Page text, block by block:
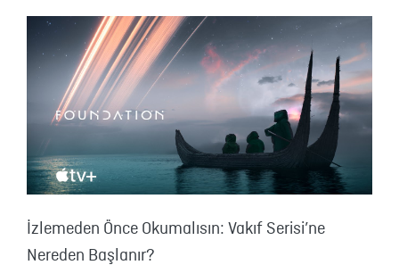
İzlemeden Önce Okumalısın: Vakıf Serisi’ne
Nereden Başlanır?